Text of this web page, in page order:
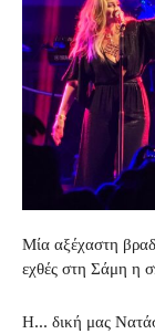
Μία αξέχαστη
εχθές στη Σάμη η
Η… δική μας